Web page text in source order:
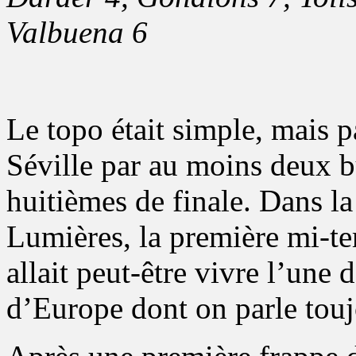
Valbuena 6
Le topo était simple, mais
Séville par au moins deux
huitièmes de finale. Dans
Lumières, la première mi-
allait peut-être vivre l’une
d’Europe dont on parle